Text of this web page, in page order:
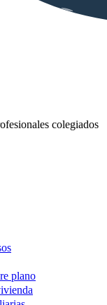
colegiados
plano